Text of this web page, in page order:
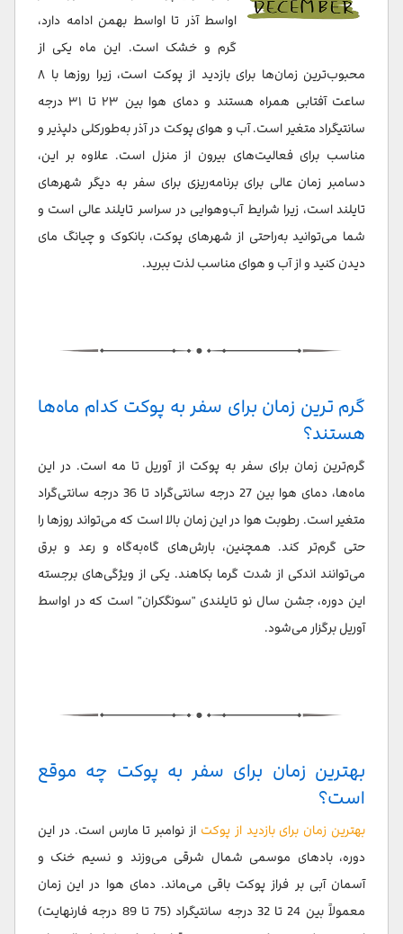
اواسط آذر تا اواسط بهمن ادامه دارد،
گرم و خشک است. این ماه یکی از
محبوب‌ترین زمان‌ها برای بازدید از پوکت است، زیرا روزها با ۸
ساعت آفتابی همراه هستند و دمای هوا بین ۲۳ تا ۳۱ درجه
سانتیگراد متغیر است. آب و هوای پوکت در آذر به‌طورکلی دلپذیر و
مناسب برای فعالیت‌های بیرون از منزل است. علاوه بر این،
دسامبر زمان عالی برای برنامه‌ریزی برای سفر به دیگر شهرهای
تایلند است، زیرا شرایط آب‌وهوایی در سراسر تایلند عالی است و
شما می‌توانید به‌راحتی از شهرهای پوکت، بانکوک و چیانگ مای
دیدن کنید و از آب و هوای مناسب لذت ببرید.
گرم ترین زمان برای سفر به پوکت کدام ماه‌ها
هستند؟
گرم‌ترین زمان برای سفر به پوکت از آوریل تا مه است. در این
ماه‌ها، دمای هوا بین 27 درجه سانتی‌گراد تا 36 درجه سانتی‌گراد
متغیر است. رطوبت هوا در این زمان بالا است که می‌تواند روزها را
حتی گرم‌تر کند. همچنین، بارش‌های گاه‌به‌گاه و رعد و برق
می‌توانند اندکی از شدت گرما بکاهند. یکی از ویژگی‌های برجسته
این دوره، جشن سال نو تایلندی "سونگکران" است که در اواسط
آوریل برگزار می‌شود.
بهترین زمان برای سفر به پوکت چه موقع
است؟
بهترین زمان برای بازدید از پوکت از نوامبر تا مارس است. در این
دوره، بادهای موسمی شمال شرقی می‌وزند و نسیم خنک و
آسمان آبی بر فراز پوکت باقی می‌ماند. دمای هوا در این زمان
معمولاً بین 24 تا 32 درجه سانتیگراد (75 تا 89 درجه فارنهایت)